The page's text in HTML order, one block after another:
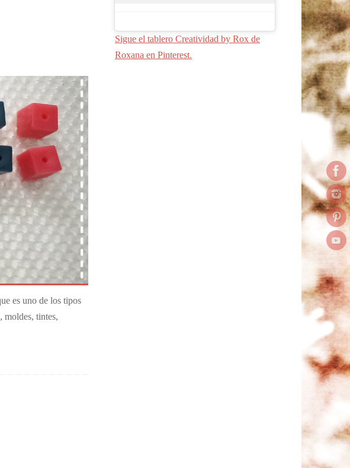
es uno de los tipos
moldes, tintes,
Sigue el tablero Creatividad by Rox de
Roxana en Pinterest.